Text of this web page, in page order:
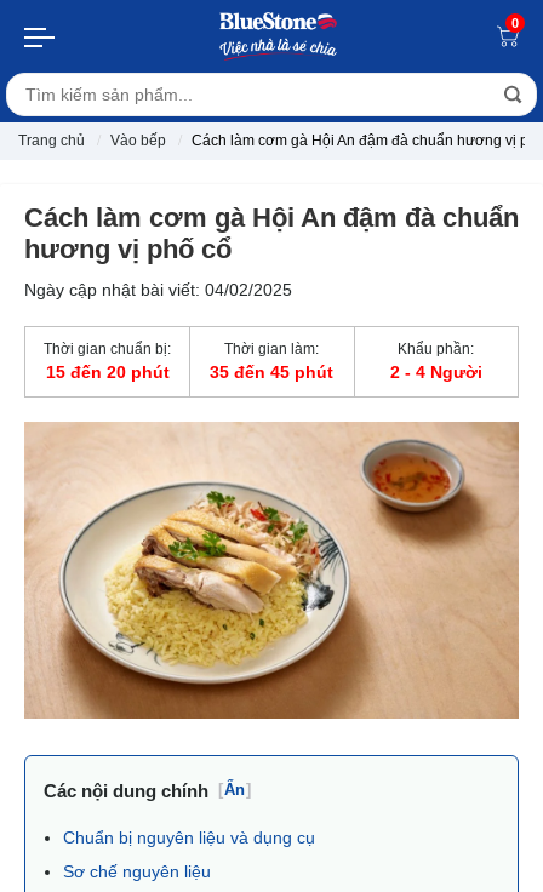
0
Trang chủ Vào bếp Cách làm cơm gà Hội An đậm đà chuẩn hương vị
Cách làm cơm gà Hội An đậm đà chuẩn
hương vị phố cổ
Ngày cập nhật bài viết: 04/02/2025
Thời gian chuẩn bị:
15 đến 20 phút
Thời gian làm:
35 đến 45 phút
Khẩu phần:
2 - 4 Người
Các nội dung chính [Ẩn]
Chuẩn bị nguyên liệu và dụng cụ
Sơ chế nguyên liệu